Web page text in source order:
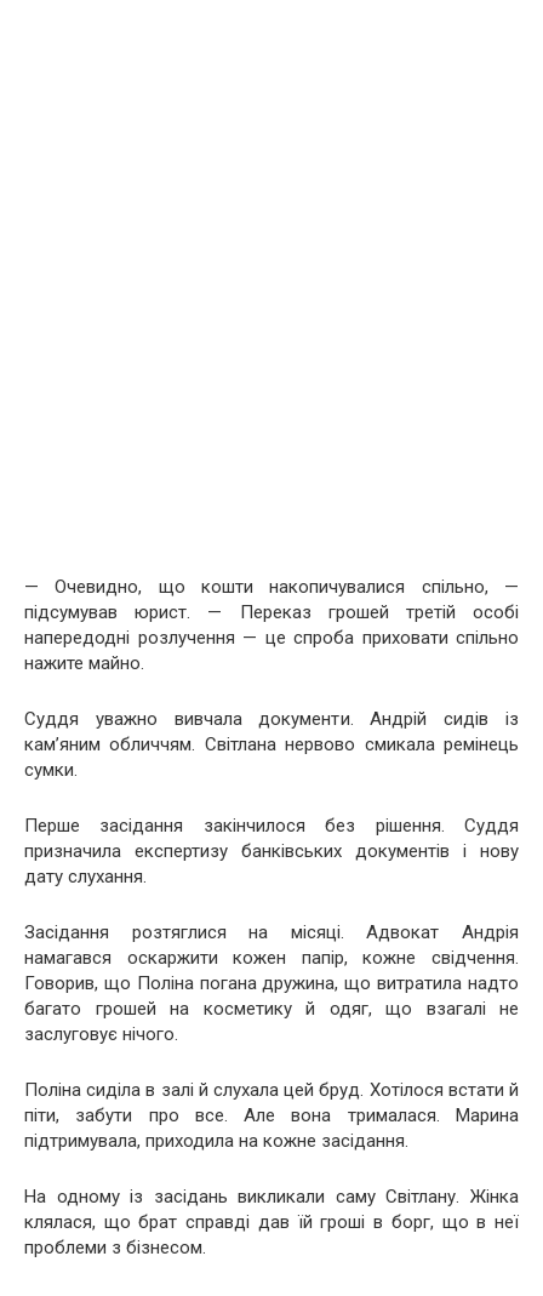
— Очевидно, що кошти накопичувалися спільно, —
підсумував юрист. — Переказ грошей третій особі
напередодні розлучення — це спроба приховати спільно
нажите майно.
Суддя уважно вивчала документи. Андрій сидів із
кам’яним обличчям. Світлана нервово смикала ремінець
сумки.
Перше засідання закінчилося без рішення. Суддя
призначила експертизу банківських документів і нову
дату слухання.
Засідання розтяглися на місяці. Адвокат Андрія
намагався оскаржити кожен папір, кожне свідчення.
Говорив, що Поліна погана дружина, що витратила надто
багато грошей на косметику й одяг, що взагалі не
заслуговує нічого.
Поліна сиділа в залі й слухала цей бруд. Хотілося встати й
піти, забути про все. Але вона трималася. Марина
підтримувала, приходила на кожне засідання.
На одному із засідань викликали саму Світлану. Жінка
клялася, що брат справді дав їй гроші в борг, що в неї
проблеми з бізнесом.